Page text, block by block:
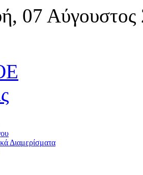
07 Αύγουστος
Διαμερίσματα